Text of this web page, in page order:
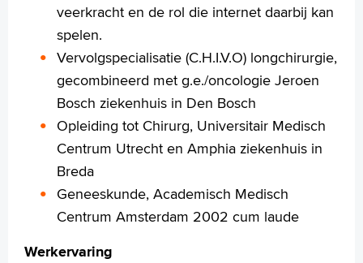
Zoeken
English
Français
Polski
Arabisch
veerkracht en de rol die internet daarbij kan
spelen.
Vervolgspecialisatie (C.H.I.V.O) longchirurgie,
gecombineerd met g.e./oncologie Jeroen
Bosch ziekenhuis in Den Bosch
Opleiding tot Chirurg, Universitair Medisch
Centrum Utrecht en Amphia ziekenhuis in
Breda
Geneeskunde, Academisch Medisch
Centrum Amsterdam 2002 cum laude
Werkervaring